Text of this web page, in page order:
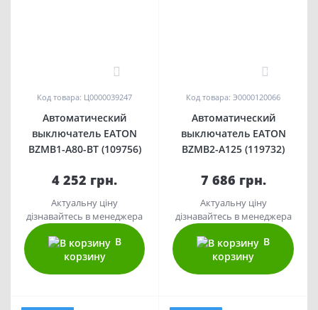
Код товара: Ц0000039247
Автоматический
выключатель EATON
BZMB1-A80-BT (109756)
4 252 грн.
Актуальну ціну
дізнавайтесь в менеджера
В
корзину
Код товара: Э0000120066
Автоматический
выключатель EATON
BZMB2-A125 (119732)
7 686 грн.
Актуальну ціну
дізнавайтесь в менеджера
В
корзину